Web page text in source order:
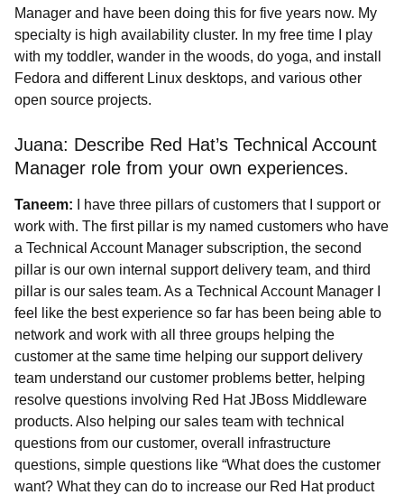
Manager and have been doing this for five years now. My
specialty is high availability cluster. In my free time I play
with my toddler, wander in the woods, do yoga, and install
Fedora and different Linux desktops, and various other
open source projects.
Juana: Describe Red Hat’s Technical Account
Manager role from your own experiences.
Taneem:
I have three pillars of customers that I support or
work with. The first pillar is my named customers who have
a Technical Account Manager subscription, the second
pillar is our own internal support delivery team, and third
pillar is our sales team. As a Technical Account Manager I
feel like the best experience so far has been being able to
network and work with all three groups helping the
customer at the same time helping our support delivery
team understand our customer problems better, helping
resolve questions involving Red Hat JBoss Middleware
products. Also helping our sales team with technical
questions from our customer, overall infrastructure
questions, simple questions like “What does the customer
want? What they can do to increase our Red Hat product